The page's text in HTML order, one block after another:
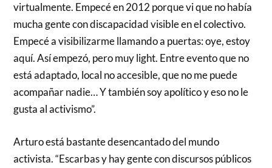
virtualmente. Empecé en 2012 porque vi que no había
mucha gente con discapacidad visible en el colectivo.
Empecé a visibilizarme llamando a puertas: oye, estoy
aquí. Así empezó, pero muy light. Entre evento que no
está adaptado, local no accesible, que no me puede
acompañar nadie… Y también soy apolítico y eso no le
gusta al activismo”.
Arturo está bastante desencantado del mundo
activista. “Escarbas y hay gente con discursos públicos